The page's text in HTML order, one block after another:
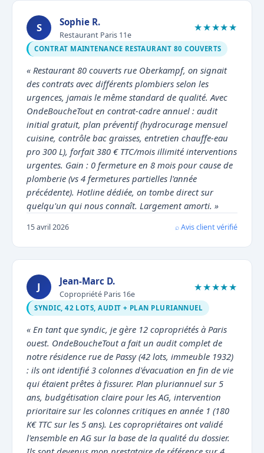
S Sophie R.
Restaurant Paris 11e
★★★★★
CONTRAT MAINTENANCE RESTAURANT 80 COUVERTS
« Restaurant 80 couverts rue Oberkampf, on signait
des contrats avec différents plombiers selon les
urgences, jamais le même standard de qualité. Avec
OndeBoucheTout en contrat-cadre annuel : audit
initial gratuit, plan préventif (hydrocurage mensuel
cuisine, contrôle bac graisses, entretien chauffe-eau
pro 300 L), forfait 380 € TTC/mois illimité interventions
urgentes. Gain : 0 fermeture en 8 mois pour cause de
plomberie (vs 4 fermetures partielles l'année
précédente). Hotline dédiée, on tombe direct sur
quelqu'un qui nous connaît. Largement amorti. »
15 avril 2026 ⌕ Avis client vérifié
J Jean-Marc D.
Copropriété Paris 16e
★★★★★
SYNDIC, 42 LOTS, AUDIT + PLAN PLURIANNUEL
« En tant que syndic, je gère 12 copropriétés à Paris
ouest. OndeBoucheTout a fait un audit complet de
notre résidence rue de Passy (42 lots, immeuble 1932)
: ils ont identifié 3 colonnes d'évacuation en fin de vie
qui étaient prêtes à fissurer. Plan pluriannuel sur 5
ans, budgétisation claire pour les AG, intervention
prioritaire sur les colonnes critiques en année 1 (180
K€ TTC sur les 5 ans). Les copropriétaires ont validé
l'ensemble en AG sur la base de la qualité du dossier.